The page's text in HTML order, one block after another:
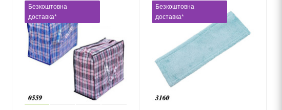
Безкоштовна
доставка*
Безкоштовна
доставка*